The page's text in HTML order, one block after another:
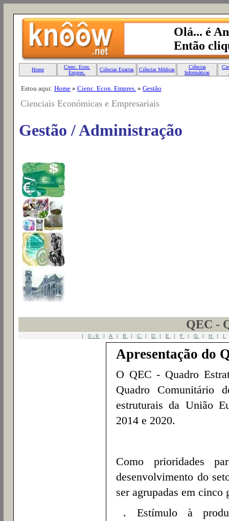
Estou aqui: Home » Cienc. Econ. Empres. » Gestão
Cienciais Económicas e Empresariais
Gestão / Administração
QEC -
| 0-9 | A | B | C | D | E | F | G | H | I
Apresentação do
O QEC - Quadro
Quadro Comunitário
estruturais da União
2014 e 2020.
Como prioridades
desenvolvimento do
ser agrupadas em
. Estímuloà